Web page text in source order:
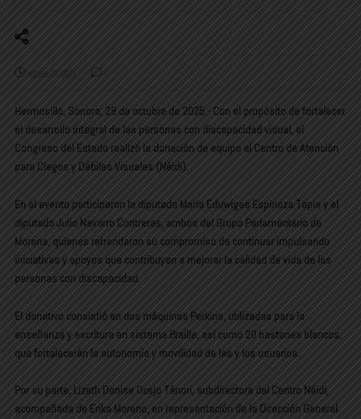
octubre 29, 2025 0
Hermosillo, Sonora; 29 de octubre de 2025.- Con el propósito de fortalecer
el desarrollo integral de las personas con discapacidad visual, el
Congreso del Estado realizó la donación de equipo al Centro de Atención
para Ciegos y Débiles Visuales (Néidi).
En el evento participaron la diputada María Eduwiges Espinoza Tapia y el
diputado Julio Navarro Contreras, ambos del Grupo Parlamentario de
Morena, quienes refrendaron su compromiso de continuar impulsando
iniciativas y apoyos que contribuyan a mejorar la calidad de vida de las
personas con discapacidad.
El donativo consistió en dos máquinas Perkins, utilizadas para la
enseñanza y escritura en sistema Braille, así como 20 bastones blancos,
que fortalecerán la autonomía y movilidad de las y los usuarios.
Por su parte, Lizeth Denise Ocejo Tánori, subdirectora del Centro Néidi,
acompañada de Erika Moreno, en representación de la Dirección General